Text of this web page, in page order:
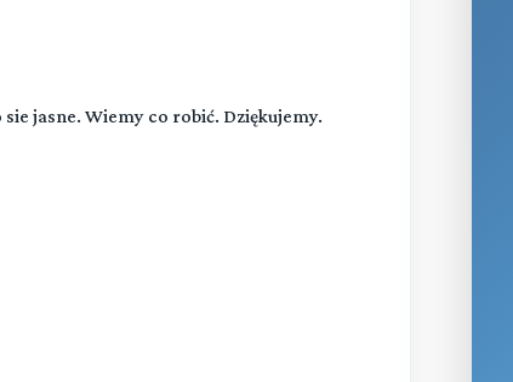
sie jasne. Wiemy co robić. Dziękujemy.